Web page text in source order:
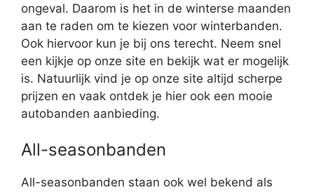
ongeval. Daarom is het in de winterse maanden
aan te raden om te kiezen voor winterbanden.
Ook hiervoor kun je bij ons terecht. Neem snel
een kijkje op onze site en bekijk wat er mogelijk
is. Natuurlijk vind je op onze site altijd scherpe
prijzen en vaak ontdek je hier ook een mooie
autobanden aanbieding.
All-seasonbanden
All-seasonbanden staan ook wel bekend als